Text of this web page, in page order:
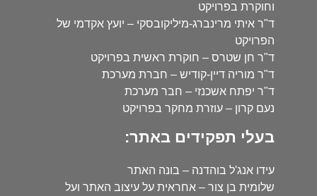
וחוקרת בפרויקט
ד"ר איתי מרינברג-מיליקובסקי – יועץ אקדמי של
הפרויקט
ד"ר חן שטרס – חוקרת ראשית בפרויקט
ד"ר מוריה דיין-קודיש – חברת מערכת
ד"ר יפתח אשכנזי – חבר מערכת
נעם קרון – עוזרת מחקר בפרויקט
בעלי תפקידים באתר:
עידו אנג'ל בוהדנה – בונה האתר
שלומית בן צור – אחראית על עיצוב האתר ועל